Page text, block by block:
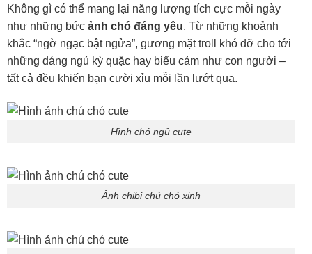
Không gì có thể mang lại năng lượng tích cực mỗi ngày
như những bức ảnh chó đáng yêu. Từ những khoảnh
khắc “ngờ ngạc bật ngửa”, gương mặt troll khó đỡ cho tới
những dáng ngủ kỳ quặc hay biểu cảm như con người –
tất cả đều khiến bạn cười xỉu mỗi lần lướt qua.
Hình chó ngủ cute
Ảnh chibi chú chó xinh